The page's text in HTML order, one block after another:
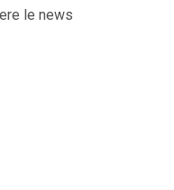
le news